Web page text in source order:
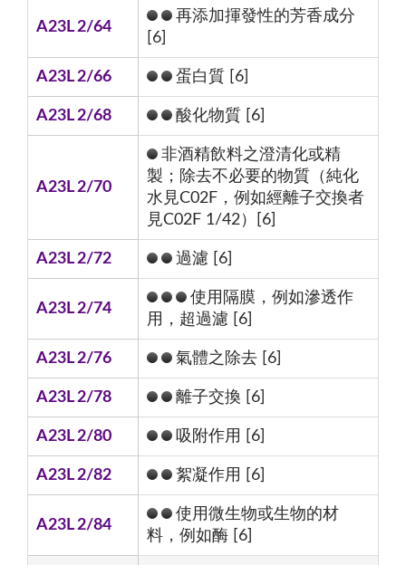
A23L 2/64
再添加揮發性的芳香成分
[6]
A23L 2/66 蛋白質 [6]
A23L 2/68 酸化物質 [6]
A23L 2/70
非酒精飲料之澄清化或精
製；除去不必要的物質（純化
水見C02F，例如經離子交換者
見C02F 1/42）[6]
A23L 2/72 過濾 [6]
A23L 2/74
使用隔膜，例如滲透作
用，超過濾 [6]
A23L 2/76 氣體之除去 [6]
A23L 2/78 離子交換 [6]
A23L 2/80 吸附作用 [6]
A23L 2/82 絮凝作用 [6]
A23L 2/84
使用微生物或生物的材
料，例如酶 [6]